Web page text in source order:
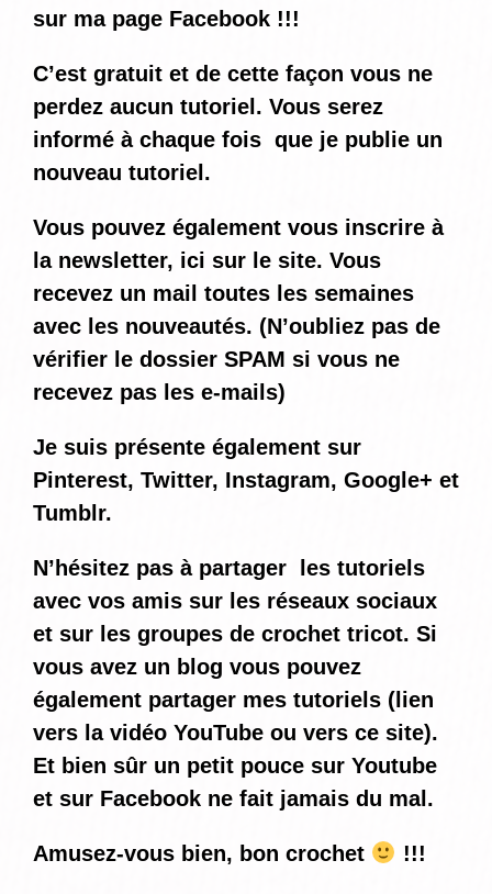
sur ma page Facebook !!!
C’est gratuit et de cette façon vous ne
perdez aucun tutoriel. Vous serez
informé à chaque fois que je publie un
nouveau tutoriel.
Vous pouvez également vous inscrire à
la newsletter, ici sur le site. Vous
recevez un mail toutes les semaines
avec les nouveautés. (N’oubliez pas de
vérifier le dossier SPAM si vous ne
recevez pas les e-mails)
Je suis présente également sur
Pinterest, Twitter, Instagram, Google+ et
Tumblr.
N’hésitez pas à partager les tutoriels
avec vos amis sur les réseaux sociaux
et sur les groupes de crochet tricot. Si
vous avez un blog vous pouvez
également partager mes tutoriels (lien
vers la vidéo YouTube ou vers ce site).
Et bien sûr un petit pouce sur Youtube
et sur Facebook ne fait jamais du mal.
Amusez-vous bien, bon crochet !!!